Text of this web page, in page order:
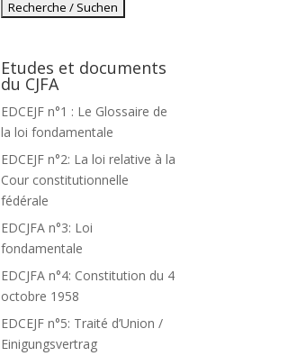
Etudes et documents
du CJFA
EDCEJF n°1 : Le Glossaire de
la loi fondamentale
EDCEJF n°2: La loi relative à la
Cour constitutionnelle
fédérale
EDCJFA n°3: Loi
fondamentale
EDCJFA n°4: Constitution du 4
octobre 1958
EDCEJF n°5: Traité d’Union /
Einigungsvertrag